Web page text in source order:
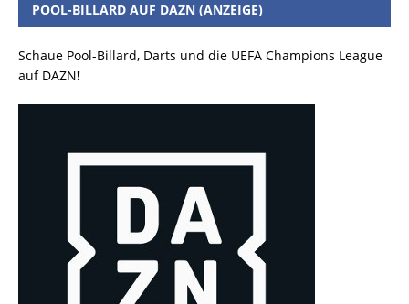
POOL-BILLARD AUF DAZN (ANZEIGE)
Schaue Pool-Billard, Darts und die UEFA Champions League
auf DAZN!